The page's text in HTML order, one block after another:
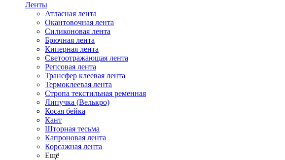
Ленты
Атласная лента
Окантовочная лента
Силиконовая лента
Брючная лента
Киперная лента
Светоотражающая лента
Репсовая лента
Трансфер клеевая лента
Термоклеевая лента
Стропа текстильная ременная
Липучка (Велькро)
Косая бейка
Кант
Шторная тесьма
Капроновая лента
Корсажная лента
Ещё